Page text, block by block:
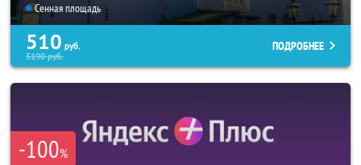
Сенная площадь
510 руб.
5190руб.
ПОДРОБНЕЕ
-100%